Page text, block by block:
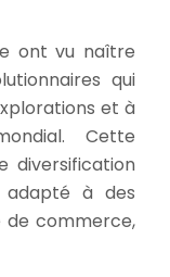
ont vu naître
qui
et à
Cette
diversification
adapté à des
de commerce,